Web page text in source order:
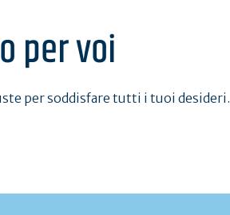
per voi
per soddisfare tutti i tuoi desideri.